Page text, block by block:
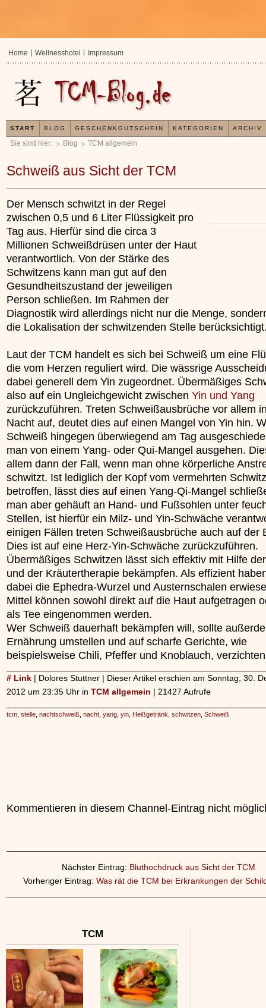
Sie sind hier: Blog TCM allgemein
Schweiß aus Sicht der TCM
Der Mensch schwitzt in der Regel
zwischen 0,5 und 6 Liter Flüssigkeit pro
Tag aus. Hierfür sind die circa 3
Millionen Schweißdrüsen unter der Haut
verantwortlich. Von der Stärke des
Schwitzens kann man gut auf den
Gesundheitszustand der jeweiligen
Person schließen. Im Rahmen der
Diagnostik wird allerdings nicht nur die Menge,
die Lokalisation der schwitzenden Stelle
Laut der TCM handelt es sich bei Schweiß um eine
die vom Herzen reguliert wird. Die wässrige
dabei generell dem Yin zugeordnet. Übermäßiges
also auf ein Ungleichgewicht zwischen Yin und Yang
zurückzuführen. Treten Schweißausbrüche vor allem
Nacht auf, deutet dies auf einen Mangel von Yin hin.
Schweiß hingegen überwiegend am Tag
man von einem Yang- oder Qui-Mangel ausgehen.
allem dann der Fall, wenn man ohne körperliche
schwitzt. Ist lediglich der Kopf vom vermehrten
betroffen, lässt dies auf einen Yang-Qi-Mangel
man aber gehäuft an Hand- und Fußsohlen unter
Stellen, ist hierfür ein Milz- und Yin-Schwäche
einigen Fällen treten Schweißausbrüche auch auf der
Dies ist auf eine Herz-Yin-Schwäche zurückzuführen.
Übermäßiges Schwitzen lässt sich effektiv mit Hilfe
und der Kräutertherapie bekämpfen. Als effizient
dabei die Ephedra-Wurzel und Austernschalen
Mittel können sowohl direkt auf die Haut aufgetragen
als Tee eingenommen werden.
Wer Schweiß dauerhaft bekämpfen will, sollte
Ernährung umstellen und auf scharfe Gerichte, wie
beispielsweise Chili, Pfeffer und Knoblauch,
# Link | Dolores Stuttner | Dieser Artikel erschien am Sonntag, 30.
2012 um 23:35 Uhr in TCM allgemein | 21427 Aufrufe
tcm stelle nachtschweiß nacht yang yin Heißgetränk schwitzen Schweiß
Kommentieren in diesem Channel-Eintrag nicht
Nächster Eintrag: Bluthochdruck aus Sicht der TCM
Vorheriger Eintrag: Was rät die TCM bei Erkrankungen der
TCM
In der TCM sind Experten der Meinung, dass jeder
unterliegt.
»»»
Home Wellnesshotel Impressum
START BLOG GESCHENKGUTSCHEIN KATEGORIEN ARCHIV